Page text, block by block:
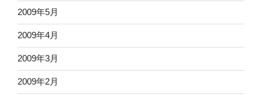
2009年5月
2009年4月
2009年3月
2009年2月